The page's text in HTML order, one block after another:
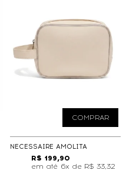
COMPRAR
NECESSAIRE AMOLITA
R$ 199,90
6x de R$ 33,32